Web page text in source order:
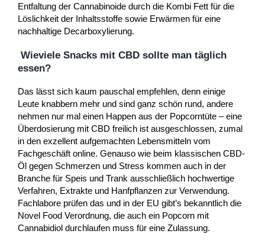
Entfaltung der Cannabinoide durch die Kombi Fett für die
Löslichkeit der Inhaltsstoffe sowie Erwärmen für eine
nachhaltige Decarboxylierung.
Wieviele Snacks mit CBD sollte man täglich
essen?
Das lässt sich kaum pauschal empfehlen, denn einige
Leute knabbern mehr und sind ganz schön rund, andere
nehmen nur mal einen Happen aus der Popcorntüte – eine
Überdosierung mit CBD freilich ist ausgeschlossen, zumal
in den exzellent aufgemachten Lebensmitteln vom
Fachgeschäft online. Genauso wie beim klassischen CBD-
Öl gegen Schmerzen und Stress kommen auch in der
Branche für Speis und Trank ausschließlich hochwertige
Verfahren, Extrakte und Hanfpflanzen zur Verwendung.
Fachlabore prüfen das und in der EU gibt’s bekanntlich die
Novel Food Verordnung, die auch ein Popcorn mit
Cannabidiol durchlaufen muss für eine Zulassung.